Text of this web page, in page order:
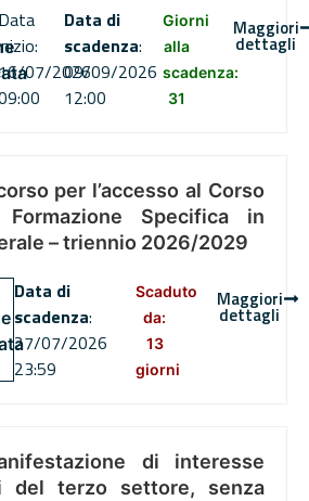
Data
07/2026
Data di
scadenza:
09/09/2026
12:00
Giorni
alla
scadenza:
31
Maggiori
dettagli
per l’accesso al Corso
Specifica in
– triennio 2026/2029
Data di
scadenza:
27/07/2026
23:59
Scaduto
da:
13
giorni
Maggiori
dettagli
di interesse
del terzo settore, senza